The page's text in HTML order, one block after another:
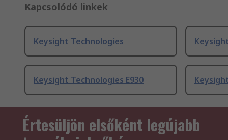
Kapcsolódó linkek
Keysight Technologies
Keysight Technologies E930
Értesüljön elsőként legújabb